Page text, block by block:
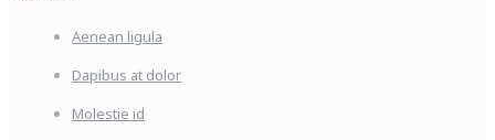
Aenean ligula
Dapibus at dolor
Molestie id